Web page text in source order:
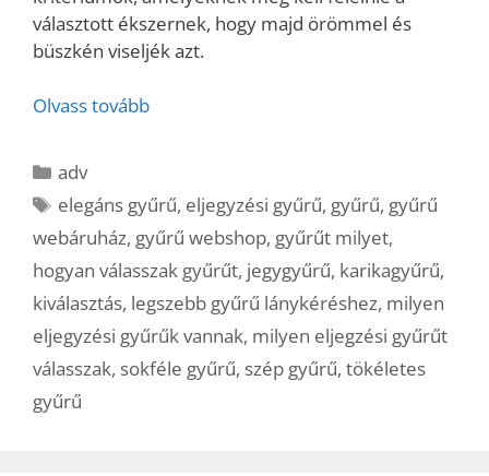
választott ékszernek, hogy majd örömmel és
büszkén viseljék azt.
Olvass tovább
Kategória
adv
Címkék
elegáns gyűrű, eljegyzési gyűrű, gyűrű, gyűrű
webáruház, gyűrű webshop, gyűrűt milyet,
hogyan válasszak gyűrűt, jegygyűrű, karikagyűrű,
kiválasztás, legszebb gyűrű lánykéréshez, milyen
eljegyzési gyűrűk vannak, milyen eljegzési gyűrűt
válasszak, sokféle gyűrű, szép gyűrű, tökéletes
gyűrű